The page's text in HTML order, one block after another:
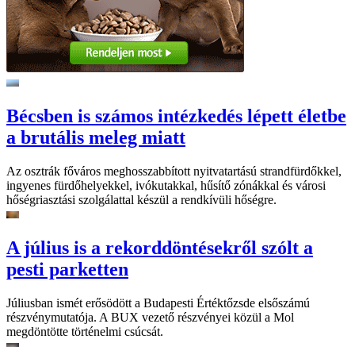
Bécsben is számos intézkedés lépett életbe
a brutális meleg miatt
Az osztrák főváros meghosszabbított nyitvatartású strandfürdőkkel,
ingyenes fürdőhelyekkel, ivókutakkal, hűsítő zónákkal és városi
hőségriasztási szolgálattal készül a rendkívüli hőségre.
A július is a rekorddöntésekről szólt a
pesti parketten
Júliusban ismét erősödött a Budapesti Értéktőzsde elsőszámú
részvénymutatója. A BUX vezető részvényei közül a Mol
megdöntötte történelmi csúcsát.